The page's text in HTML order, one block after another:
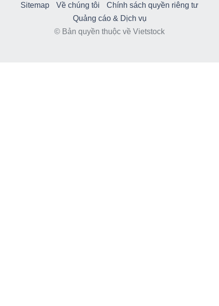
Sitemap Về chúng tôi
Chính sách quyền riêng tư
Quảng cáo & Dịch vụ
© Bản quyền thuộc về Vietstock